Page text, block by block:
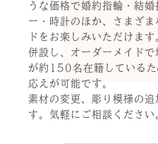
うな価格で婚約指輪・結婚
ー・時計のほか、さまざ
ドをお楽しみいただけま
併設し、オーダーメイドで
が約150名在籍している
応えが可能です。
素材の変更、彫り模様の
す。気軽にご相談ください